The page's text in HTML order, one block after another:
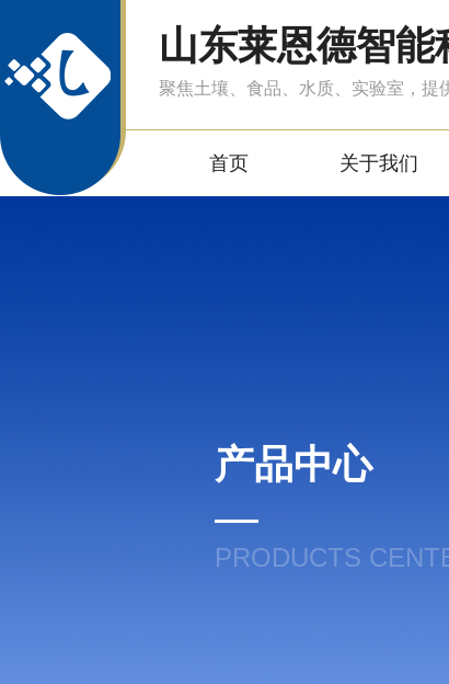
山东莱恩德智能
聚焦土壤、食品、水质、实验室，提
首页 关于我们
产品中心
PRODUCTS